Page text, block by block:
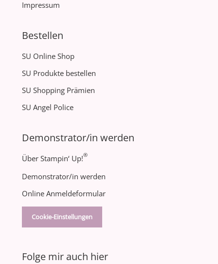
Impressum
Bestellen
SU Online Shop
SU Produkte bestellen
SU Shopping Prämien
SU Angel Police
Demonstrator/in werden
Über Stampin‘ Up!®
Demonstrator/in werden
Online Anmeldeformular
Cookie-Einstellungen
Folge mir auch hier